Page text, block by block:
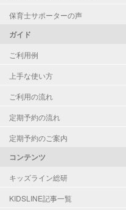
お子様の撮影
保育士サポーターの声
ガイド
ご利用例
上手な使い方
ご利用の流れ
定期予約の流れ
定期予約のご案内
コンテンツ
キッズライン総研
KIDSLINE記事一覧